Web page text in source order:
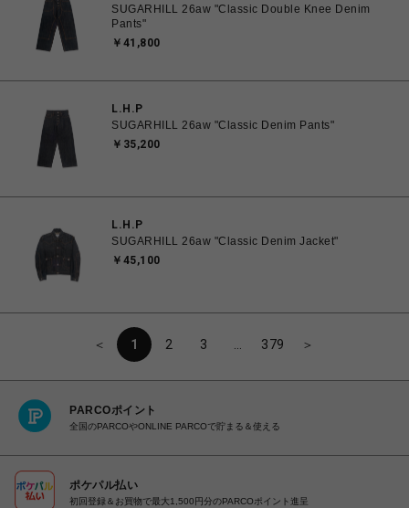
SUGARHILL 26aw "Classic Double Knee Denim
Pants"
￥41,800
L.H.P
SUGARHILL 26aw "Classic Denim Pants"
￥35,200
L.H.P
SUGARHILL 26aw "Classic Denim Jacket"
￥45,100
＜ 1 2 3 379 ＞
PARCOポイント
全国のPARCOやONLINE PARCOで貯まる＆使える
ポケパル払い
初回登録＆お買物で最大1,500円分のPARCOポイント進呈